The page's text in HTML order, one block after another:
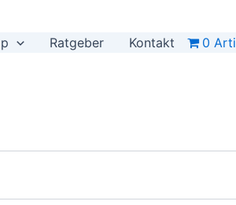
Ratgeber Kontakt 0